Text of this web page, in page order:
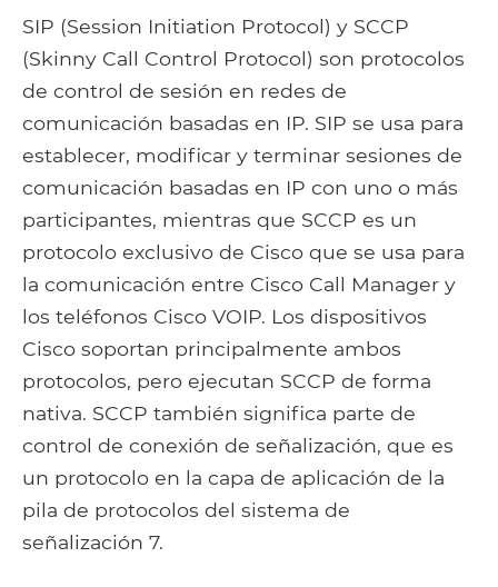
SIP (Session Initiation Protocol) y SCCP
(Skinny Call Control Protocol) son protocolos
de control de sesión en redes de
comunicación basadas en IP. SIP se usa para
establecer, modificar y terminar sesiones de
comunicación basadas en IP con uno o más
participantes, mientras que SCCP es un
protocolo exclusivo de Cisco que se usa para
la comunicación entre Cisco Call Manager y
los teléfonos Cisco VOIP. Los dispositivos
Cisco soportan principalmente ambos
protocolos, pero ejecutan SCCP de forma
nativa. SCCP también significa parte de
control de conexión de señalización, que es
un protocolo en la capa de aplicación de la
pila de protocolos del sistema de
señalización 7.